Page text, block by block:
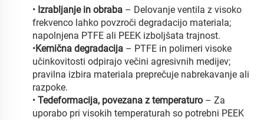
• Izrabljanje in obraba – Delovanje ventila z visoko
frekvenco lahko povzroči degradacijo materiala;
napolnjena PTFE ali PEEK izboljšata trajnost.
•Kemična degradacija – PTFE in polimeri visoke
učinkovitosti odpirajo večini agresivnih medijev;
pravilna izbira materiala preprečuje nabrekavanje ali
razpoke.
• Tedeformacija, povezana z temperaturo – Za
uporabo pri visokih temperaturah so potrebni PEEK